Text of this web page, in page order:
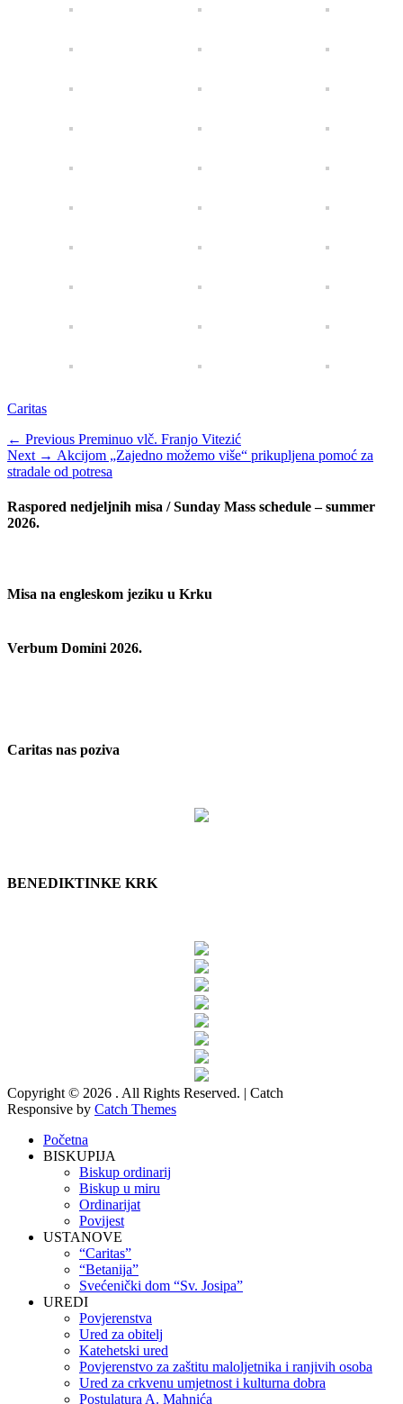
Categories
Caritas
Navigacija
objava
← Previous Previous
post:
Preminuo vlč. Franjo Vitezić
Next → Next
post:
Akcijom „Zajedno možemo više“ prikupljena pomoć za
stradale od potresa
Raspored nedjeljnih misa / Sunday Mass schedule – summer
2026.
Misa na engleskom jeziku u Krku
Verbum Domini 2026.
Caritas nas poziva
BENEDIKTINKE KRK
Copyright © 2026 . All Rights Reserved. | Catch
Responsive by Catch Themes
Početna
BISKUPIJA
Biskup ordinarij
Biskup u miru
Ordinarijat
Povijest
USTANOVE
“Caritas”
“Betanija”
Svećenički dom “Sv. Josipa”
UREDI
Povjerenstva
Ured za obitelj
Katehetski ured
Povjerenstvo za zaštitu maloljetnika i ranjivih osoba
Ured za crkvenu umjetnost i kulturna dobra
Postulatura A. Mahnića